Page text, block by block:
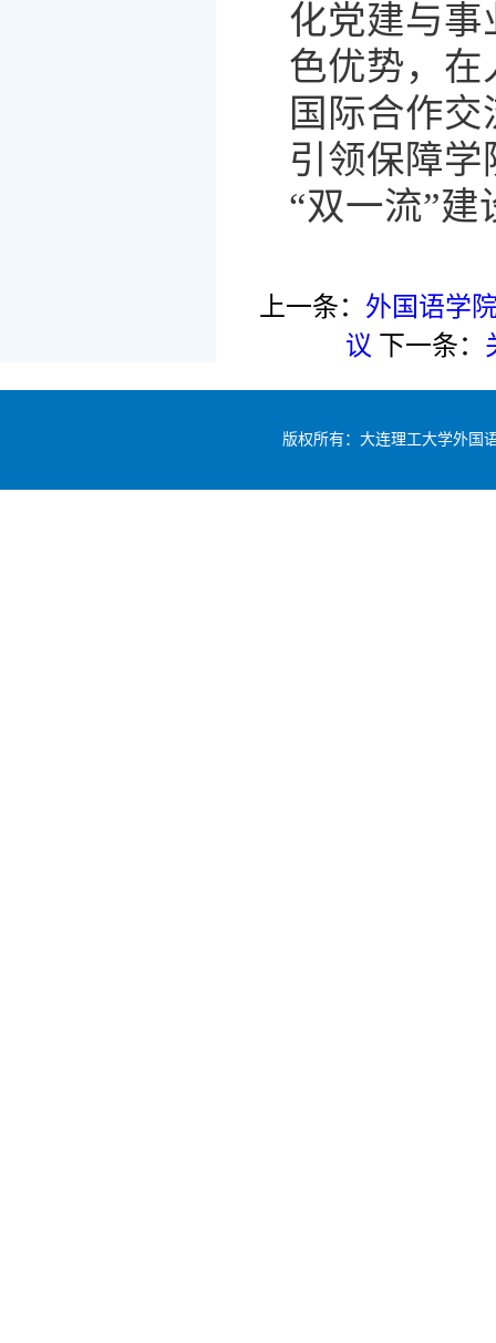
化党建与事
色优势，在
国际合作
引领保障
“双一流”
上一条： 外国语学
议 下一条：
版权所有：大连理工大学外国